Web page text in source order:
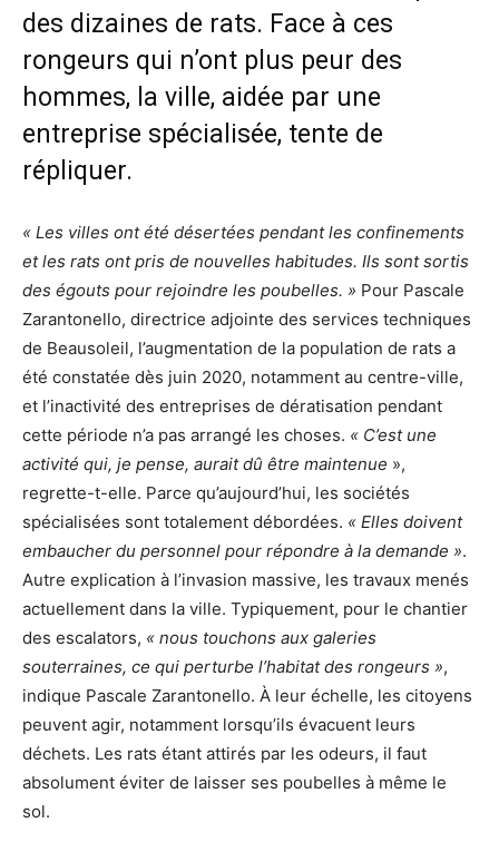
des dizaines de rats. Face à ces
rongeurs qui n’ont plus peur des
hommes, la ville, aidée par une
entreprise spécialisée, tente de
répliquer.
« Les villes ont été désertées pendant les confinements
et les rats ont pris de nouvelles habitudes. Ils sont sortis
des égouts pour rejoindre les poubelles. » Pour Pascale
Zarantonello, directrice adjointe des services techniques
de Beausoleil, l’augmentation de la population de rats a
été constatée dès juin 2020, notamment au centre-ville,
et l’inactivité des entreprises de dératisation pendant
cette période n’a pas arrangé les choses. « C’est une
activité qui, je pense, aurait dû être maintenue »,
regrette-t-elle. Parce qu’aujourd’hui, les sociétés
spécialisées sont totalement débordées. « Elles doivent
embaucher du personnel pour répondre à la demande ».
Autre explication à l’invasion massive, les travaux menés
actuellement dans la ville. Typiquement, pour le chantier
des escalators, « nous touchons aux galeries
souterraines, ce qui perturbe l’habitat des rongeurs »,
indique Pascale Zarantonello. À leur échelle, les citoyens
peuvent agir, notamment lorsqu’ils évacuent leurs
déchets. Les rats étant attirés par les odeurs, il faut
absolument éviter de laisser ses poubelles à même le
sol.